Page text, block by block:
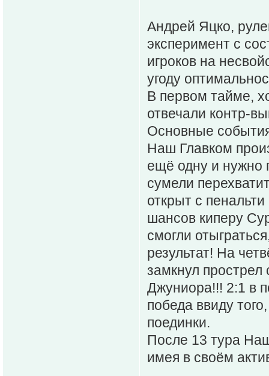
Андрей Яцко,
эксперимент с
игроков на
угоду
В первом тайме,
отвечали контр-
Основные
Наш Главком
ещё одну и нужно
сумели
открыт с
шансов киперу
смогли
результат! На
замкнул
Джуниора!!! 2:1 в
победа ввиду
поединки.
После 13 тура
имея в своём